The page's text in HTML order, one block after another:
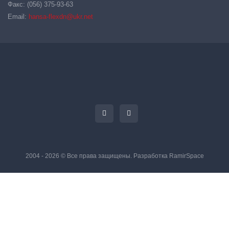
Факс: (056) 375-93-63
Email: hansa-flexdn@ukr.net
2004 - 2026 © Все права защищены. Разработка RamirSpace